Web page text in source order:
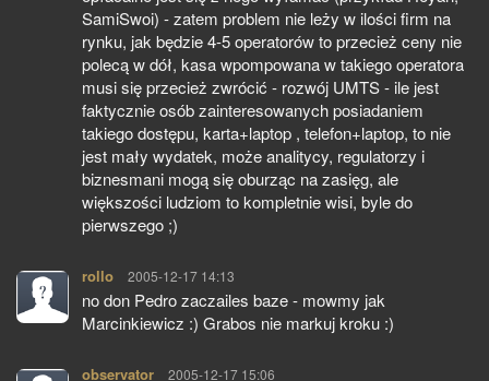
SamiSwoi) - zatem problem nie leży w ilości firm na
rynku, jak będzie 4-5 operatorów to przecież ceny nie
polecą w dół, kasa wpompowana w takiego operatora
musi się przecież zwrócić - rozwój UMTS - ile jest
faktycznie osób zainteresowanych posiadaniem
takiego dostępu, karta+laptop , telefon+laptop, to nie
jest mały wydatek, może analitycy, regulatorzy i
biznesmani mogą się oburząc na zasięg, ale
większości ludziom to kompletnie wisi, byle do
pierwszego ;)
rollo pisze:
2005-12-17 14:13
no don Pedro zaczailes baze - mowmy jak
Marcinkiewicz :) Grabos nie markuj kroku :)
observator pisze:
2005-12-17 15:06